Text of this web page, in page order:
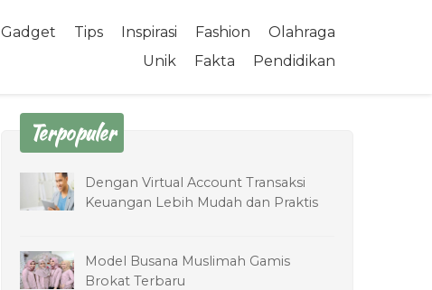
Gadget Tips Inspirasi Fashion
Olahraga
Unik
Fakta Pendidikan
Terpopuler
Dengan Virtual Account Transaksi
Keuangan Lebih Mudah dan Praktis
Model Busana Muslimah Gamis
Brokat Terbaru